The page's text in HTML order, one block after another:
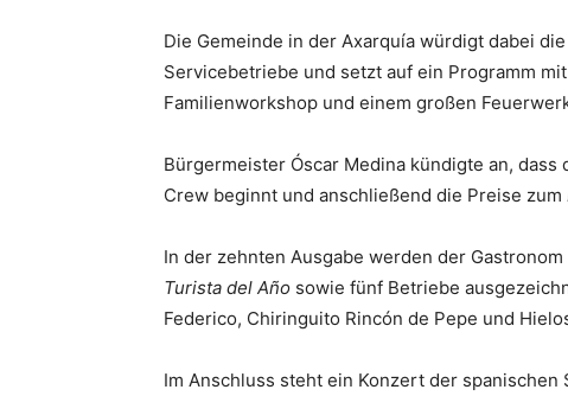
Die Gemeinde in der Axarquía würdigt dabei
Servicebetriebe und setzt auf ein Programm
Familienworkshop und einem großen
Bürgermeister Óscar Medina kündigte an,
Crew beginnt und anschließend die Preise zum
In der zehnten Ausgabe werden der
Turista del Año sowie fünf Betriebe
Federico, Chiringuito Rincón de Pepe und
Im Anschluss steht ein Konzert der spanischen